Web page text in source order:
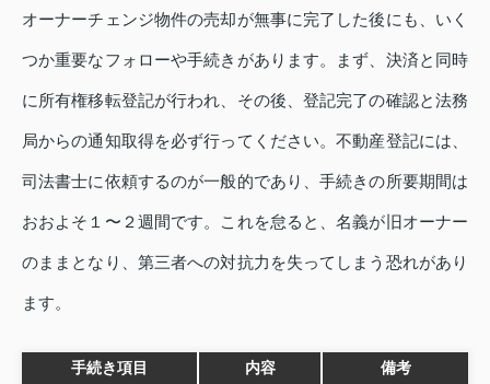
オーナーチェンジ物件の売却が無事に完了した後にも、いく
つか重要なフォローや手続きがあります。まず、決済と同時
に所有権移転登記が行われ、その後、登記完了の確認と法務
局からの通知取得を必ず行ってください。不動産登記には、
司法書士に依頼するのが一般的であり、手続きの所要期間は
おおよそ１〜２週間です。これを怠ると、名義が旧オーナー
のままとなり、第三者への対抗力を失ってしまう恐れがあり
ます。
手続き項目 内容 備考